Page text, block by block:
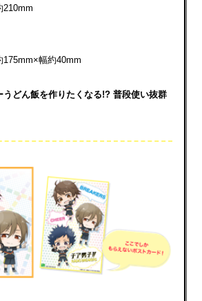
210mm
幅約40mm
どん飯を作りたくなる!? 普段使い抜群